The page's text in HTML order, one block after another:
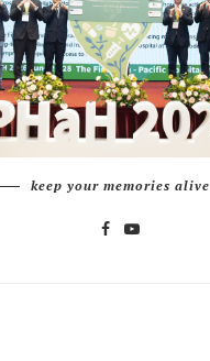
keep your memories alive